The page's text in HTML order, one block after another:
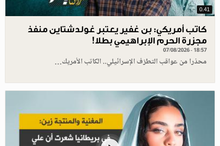
0.41
كاتب أمريكي: بن غفير يعتبر غولدشتاين منفذ
مجزرة الحرم الإبراهيمي بطلا!
07/08/2026 - 18:57
محذرا من عواقب التطرّف الإسرائيلي.. الكاتب الأمريك…